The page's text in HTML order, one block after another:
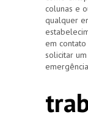
colunas e
qualquer
em
solicitar